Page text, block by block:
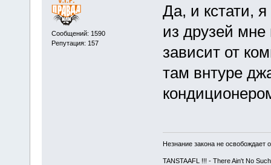
Сообщений: 1590
Репутация: 157
Да, и кстати,
из друзей мне
зависит от
там внтуре
Незнание закона не освобождает
TANSTAAFL !!! - There Ain't No